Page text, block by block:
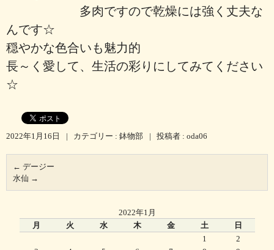
多肉ですので乾燥には強く丈夫な
んです☆
穏やかな色合いも魅力的
長～く愛して、生活の彩りにしてみてください
☆
2022年1月16日 | カテゴリー : 鉢物部 | 投稿者 : oda06
← デージー
水仙 →
2022年1月
月
火 水 木 金 土 日
1
2